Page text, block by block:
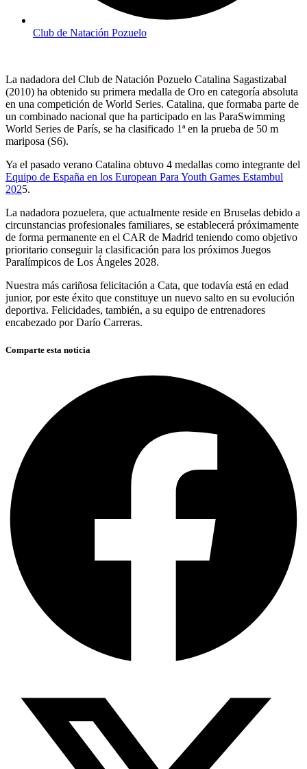
Club de Natación Pozuelo
La nadadora del Club de Natación Pozuelo Catalina Sagastizabal
(2010) ha obtenido su primera medalla de Oro en categoría absoluta
en una competición de World Series. Catalina, que formaba parte de
un combinado nacional que ha participado en las ParaSwimming
World Series de París, se ha clasificado 1ª en la prueba de 50 m
mariposa (S6).
Ya el pasado verano Catalina obtuvo 4 medallas como integrante del
Equipo de España en los European Para Youth Games Estambul
2025.
La nadadora pozuelera, que actualmente reside en Bruselas debido a
circunstancias profesionales familiares, se establecerá próximamente
de forma permanente en el CAR de Madrid teniendo como objetivo
prioritario conseguir la clasificación para los próximos Juegos
Paralímpicos de Los Ángeles 2028.
Nuestra más cariñosa felicitación a Cata, que todavía está en edad
junior, por este éxito que constituye un nuevo salto en su evolución
deportiva. Felicidades, también, a su equipo de entrenadores
encabezado por Darío Carreras.
Comparte esta noticia